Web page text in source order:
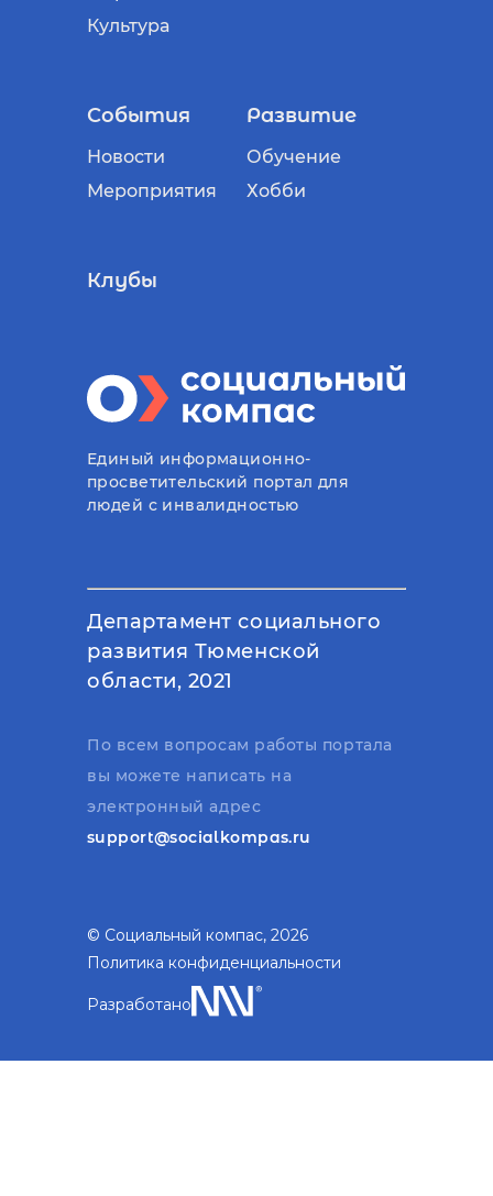
Культура
События
Новости
Мероприятия
Развитие
Обучение
Хобби
Клубы
Единый информационно-
просветительский портал для
людей с инвалидностью
Департамент социального
развития Тюменской
области, 2021
По всем вопросам работы портала
вы можете написать на
электронный адрес
support@socialkompas.ru
© Социальный компас, 2026
Политика конфиденциальности
Разработано